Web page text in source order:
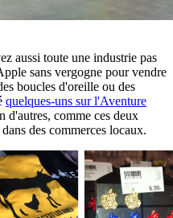
aussi toute une industrie pas
sans vergogne pour vendre
boucles d'oreille ou des
quelques-uns sur l'Aventure
d'autres, comme ces deux
des commerces locaux.